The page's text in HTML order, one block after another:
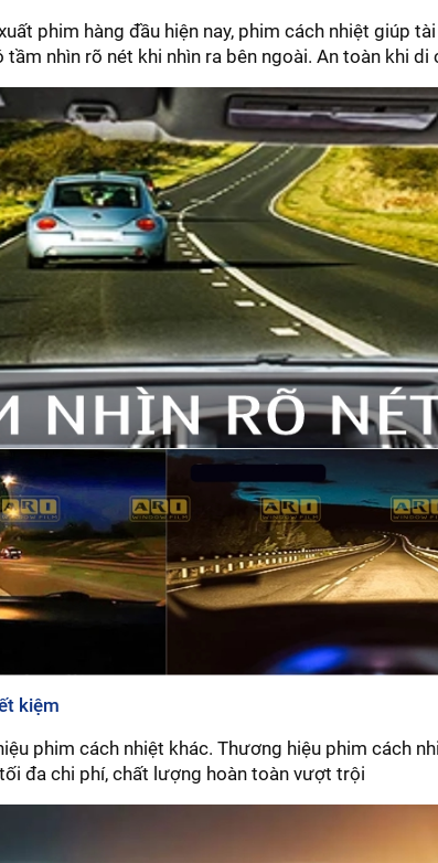
phim hàng đầu hiện nay, phim cách nhiệt giúp tài
nhìn rõ nét khi nhìn ra bên ngoài. An toàn khi di
kiệm
phim cách nhiệt khác. Thương hiệu phim cách
đa chi phí, chất lượng hoàn toàn vượt trội